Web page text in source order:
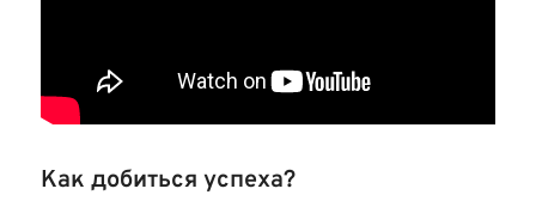
Как добиться успеха?